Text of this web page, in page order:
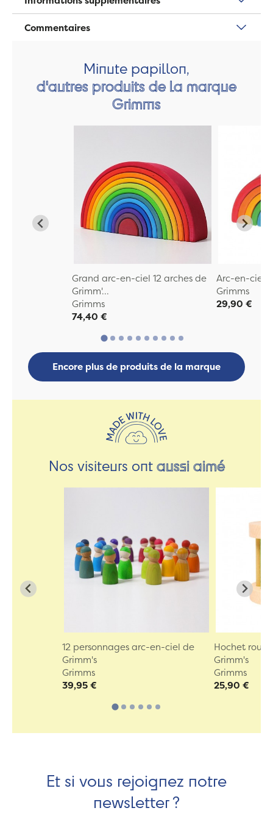
Commentaires
Minute papillon,
d'autres produits de la marque
Grimms
Grand arc-en-ciel 12 arches de
Grimm'...
Grimms
74,40 €
Arc-en-ciel
Grimms
29,90 €
Encore plus de produits de la marque
Nos visiteurs ontaussi aimé
12 personnages arc-en-ciel de
Grimm's
Grimms
39,95 €
Hochet roue
Grimm's
Grimms
25,90 €
Et si vous rejoignez notre
newsletter ?